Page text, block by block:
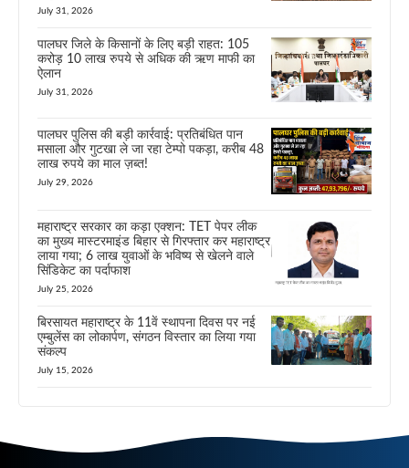
July 31, 2026
पालघर जिले के किसानों के लिए बड़ी राहत: 105
करोड़ 10 लाख रुपये से अधिक की ऋण माफी का
ऐलान
July 31, 2026
पालघर पुलिस की बड़ी कार्रवाई: प्रतिबंधित पान
मसाला और गुटखा ले जा रहा टेम्पो पकड़ा, करीब 48
लाख रुपये का माल ज़ब्त!
July 29, 2026
महाराष्ट्र सरकार का कड़ा एक्शन: TET पेपर लीक
का मुख्य मास्टरमाइंड बिहार से गिरफ्तार कर महाराष्ट्र
लाया गया; 6 लाख युवाओं के भविष्य से खेलने वाले
सिंडिकेट का पर्दाफाश
July 25, 2026
बिरसायत महाराष्ट्र के 11वें स्थापना दिवस पर नई
एम्बुलेंस का लोकार्पण, संगठन विस्तार का लिया गया
संकल्प
July 15, 2026